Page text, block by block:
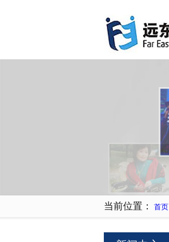
当前位置： 首页